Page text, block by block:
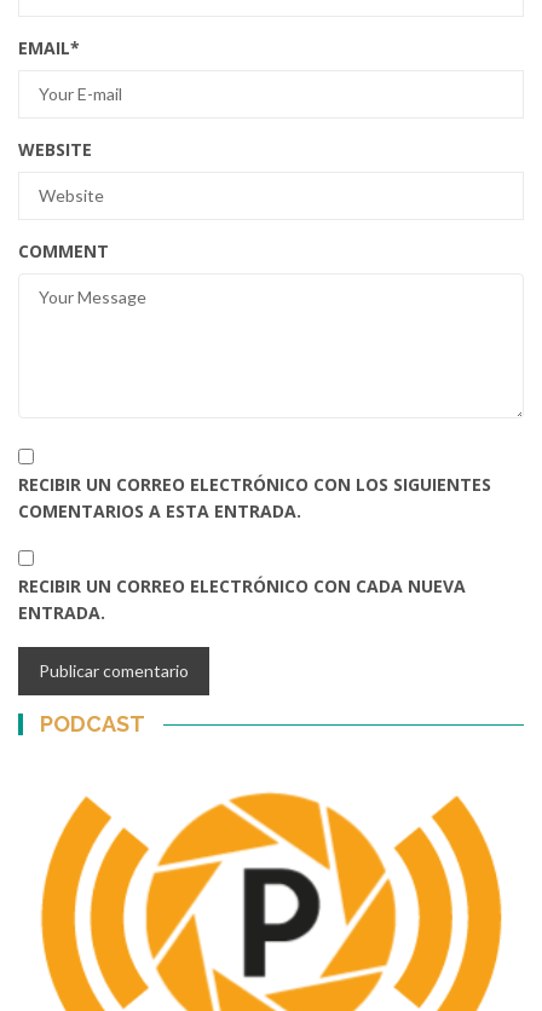
EMAIL*
WEBSITE
COMMENT
RECIBIR UN CORREO ELECTRÓNICO CON LOS SIGUIENTES
COMENTARIOS A ESTA ENTRADA.
RECIBIR UN CORREO ELECTRÓNICO CON CADA NUEVA
ENTRADA.
PODCAST